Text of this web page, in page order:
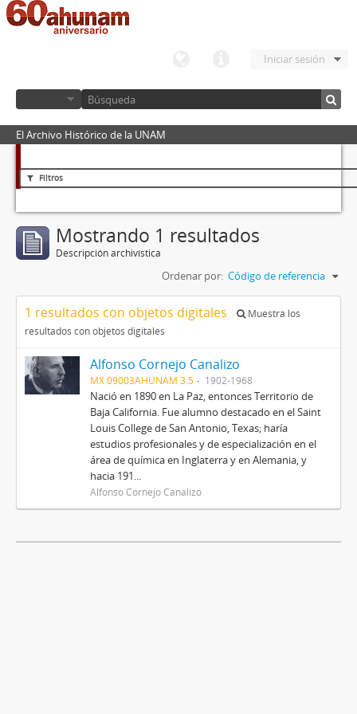
Iniciar sesión
El Archivo Histórico de la UNAM
Filtros
Mostrando 1 resultados
Descripción archivística
Ordenar por: Código de referencia
1 resultados con objetos digitales
Muestra los
resultados con objetos digitales
Alfonso Cornejo Canalizo
MX 09003AHUNAM 3.5 1902-1968
Nació en 1890 en La Paz, entonces Territorio de
Baja California. Fue alumno destacado en el Saint
Louis College de San Antonio, Texas; haría
estudios profesionales y de especialización en el
área de química en Inglaterra y en Alemania, y
hacia 191...
Alfonso Cornejo Canalizo